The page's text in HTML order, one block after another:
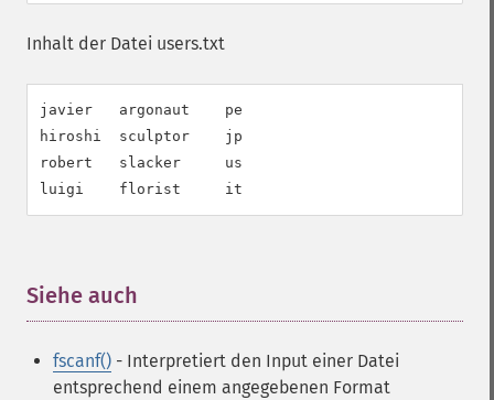
Inhalt der Datei users.txt
javier   argonaut    pe
hiroshi  sculptor    jp
robert   slacker     us
luigi    florist     it
Siehe auch
fscanf() - Interpretiert den Input einer Datei
entsprechend einem angegebenen Format